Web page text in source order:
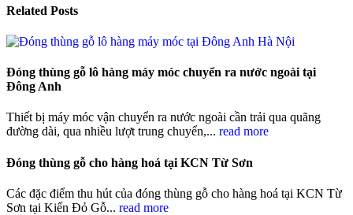
Related Posts
Đóng thùng gỗ lô hàng máy móc chuyển ra nước ngoài tại
Đông Anh
Thiết bị máy móc vận chuyển ra nước ngoài cần trải qua quãng
đường dài, qua nhiều lượt trung chuyển,... read more
Đóng thùng gỗ cho hàng hoá tại KCN Từ Sơn
Các đặc điểm thu hút của đóng thùng gỗ cho hàng hoá tại KCN Từ
Sơn tại Kiến Đỏ Gỗ... read more